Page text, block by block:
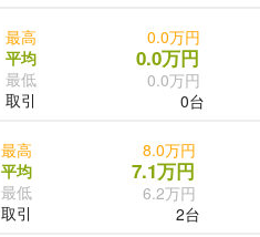
最高
平均
最低
取引
0.0万円
0.0万円
0.0万円
0台
最高
平均
最低
取引
8.0万円
7.1万円
6.2万円
2台